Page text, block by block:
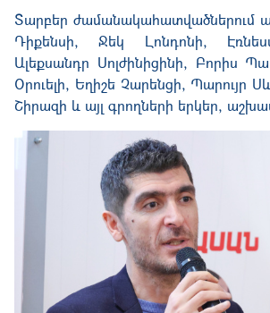
Տարբեր ժամանակահատվածներում
Դիքենսի, Ջեկ Լոնդոնի,
Ալեքսանդր Սոլժինիցինի, Բորիս
Օրուելի, Եղիշե Չարենցի, Պարույր
Շիրազի և այլ գրողների երկեր,